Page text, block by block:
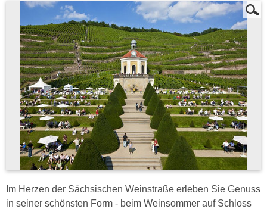
Im Herzen der Sächsischen Weinstraße erleben Sie Genuss
in seiner schönsten Form - beim Weinsommer auf Schloss